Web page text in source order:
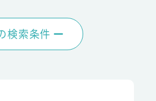
検索条件